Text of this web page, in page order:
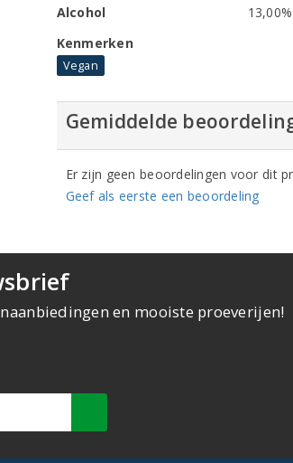
Alcohol
13,00%
Kenmerken
Vegan
Gemiddelde
Er zijn geen beoordelingen voor dit
Geef als eerste een beoordeling
en mooiste proeverijen!